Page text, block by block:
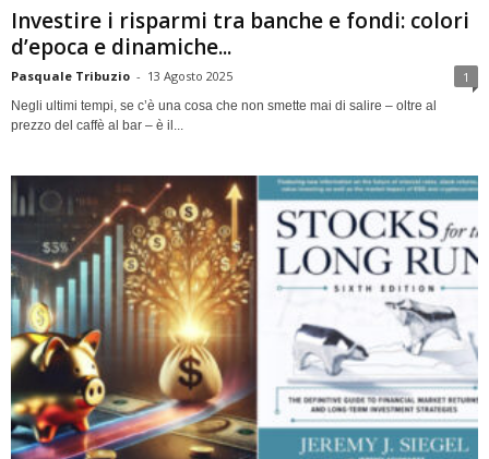
Investire i risparmi tra banche e fondi: colori
d’epoca e dinamiche...
Pasquale Tribuzio - 13 Agosto 2025 1
Negli ultimi tempi, se c’è una cosa che non smette mai di salire – oltre al
prezzo del caffè al bar – è il...